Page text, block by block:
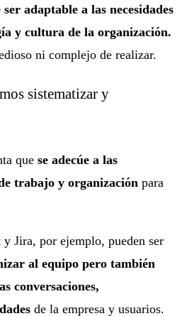
adaptable a las necesidades
y cultura de la organización.
ni complejo de realizar.
sistematizar y
que se adecúe a las
trabajo y organización para
Jira, por ejemplo, pueden ser
al equipo pero también
conversaciones,
de la empresa y usuarios.